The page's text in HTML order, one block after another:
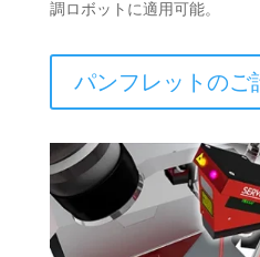
調ロボットに適用可能。
パンフレットのご